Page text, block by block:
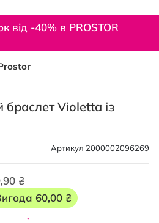
від -40% в PROSTOR
Violetta із
Артикул 2000002096269
₴
60,00 ₴